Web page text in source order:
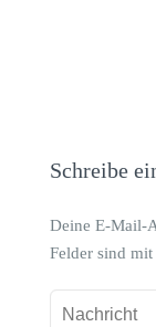
Schreibe
Deine E-Mail-
Felder sind mit